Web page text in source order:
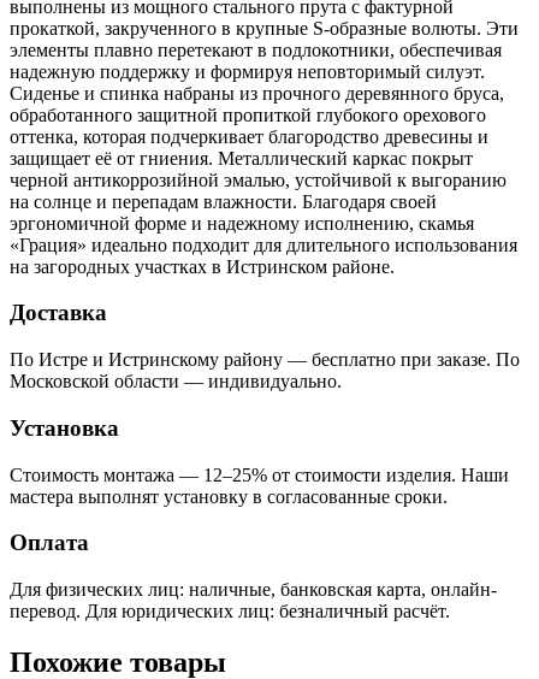
выполнены из мощного стального прута с фактурной
прокаткой, закрученного в крупные S-образные волюты. Эти
элементы плавно перетекают в подлокотники, обеспечивая
надежную поддержку и формируя неповторимый силуэт.
Сиденье и спинка набраны из прочного деревянного бруса,
обработанного защитной пропиткой глубокого орехового
оттенка, которая подчеркивает благородство древесины и
защищает её от гниения. Металлический каркас покрыт
черной антикоррозийной эмалью, устойчивой к выгоранию
на солнце и перепадам влажности. Благодаря своей
эргономичной форме и надежному исполнению, скамья
«Грация» идеально подходит для длительного использования
на загородных участках в Истринском районе.
Доставка
По Истре и Истринскому району — бесплатно при заказе. По
Московской области — индивидуально.
Установка
Стоимость монтажа — 12–25% от стоимости изделия. Наши
мастера выполнят установку в согласованные сроки.
Оплата
Для физических лиц: наличные, банковская карта, онлайн-
перевод. Для юридических лиц: безналичный расчёт.
Похожие товары